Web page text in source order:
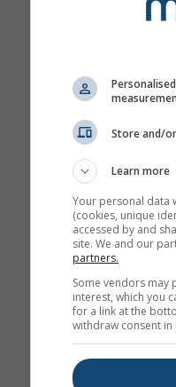
Store and/
Learn more
Your personal data
(cookies, unique
accessed by and
site. We and our
partners.
Some vendors may
interest, which you
for a link at the
withdraw consent